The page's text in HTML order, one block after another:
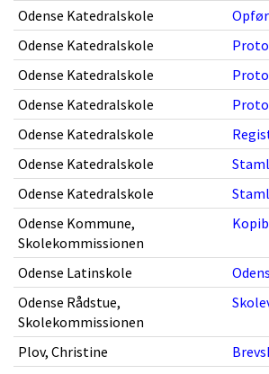
Odense Katedralskole
Odense Katedralskole
Odense Katedralskole
Odense Katedralskole
Odense Katedralskole
Odense Katedralskole
Odense Katedralskole
Odense Kommune,
Skolekommissionen
Odense Latinskole
Odense Rådstue,
Skolekommissionen
Plov, Christine